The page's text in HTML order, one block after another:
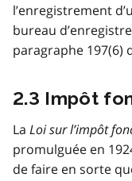
l’enregistrement
bureau
paragraphe 197(6)
2.3 Impôt
La Loi sur l’impôt
promulguée en
de faire en sorte